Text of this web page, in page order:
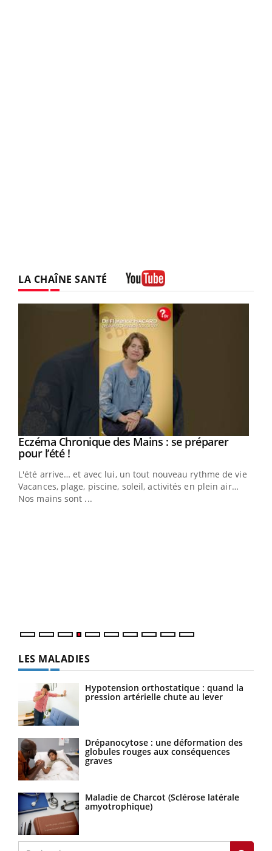
LA CHAÎNE SANTÉ
Youtube
Eczéma Chronique des Mains : se préparer
pour l’été !Youtube
L'été arrive… et avec lui, un tout nouveau rythme de vie !
Vacances, plage, piscine, soleil, activités en plein air…
Nos mains sont ...
LES MALADIES
Hypotension orthostatique : quand la
pression artérielle chute au lever
Drépanocytose : une déformation des
globules rouges aux conséquences
graves
Maladie de Charcot (Sclérose latérale
amyotrophique)